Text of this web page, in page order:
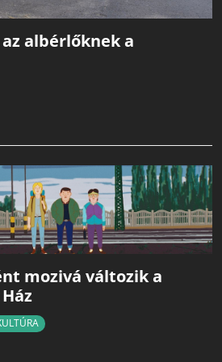
albérlőknek a
mozivá változik a